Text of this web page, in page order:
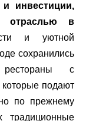
инвестиции,
отраслью в
и уютной
сохранились
с
подают
по прежнему
традиционные